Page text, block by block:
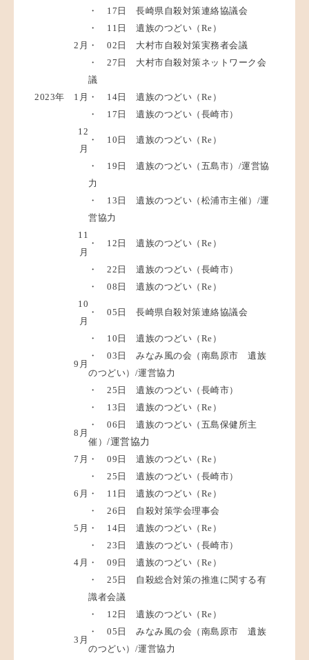
・ 17日 長崎県自殺対策連絡協議会
・ 11日 遺族のつどい（Re）
2月 ・ 02日 大村市自殺対策実務者会議
・ 27日 大村市自殺対策ネットワーク会
議
2023年
1月 ・ 14日 遺族のつどい（Re）
・ 17日 遺族のつどい（長崎市）
12
月
・ 10日 遺族のつどい（Re）
・ 19日 遺族のつどい（五島市）/運営協
力
・ 13日 遺族のつどい（松浦市主催）/運
営協力
11
月
・ 12日 遺族のつどい（Re）
・ 22日 遺族のつどい（長崎市）
・ 08日 遺族のつどい（Re）
10
月
・ 05日 長崎県自殺対策連絡協議会
・ 10日 遺族のつどい（Re）
9月
・ 03日 みなみ風の会（南島原市 遺族
のつどい）/運営協力
・ 25日 遺族のつどい（長崎市）
・ 13日 遺族のつどい（Re）
8月
・ 06日 遺族のつどい（五島保健所主
催） /運営協力
7月 ・ 09日 遺族のつどい（Re）
・ 25日 遺族のつどい（長崎市）
6月 ・ 11日 遺族のつどい（Re）
・ 26日 自殺対策学会理事会
5月 ・ 14日 遺族のつどい（Re）
・ 23日 遺族のつどい（長崎市）
4月 ・ 09日 遺族のつどい（Re）
・ 25日 自殺総合対策の推進に関する有
識者会議
・ 12日 遺族のつどい（Re）
3月
・ 05日 みなみ風の会（南島原市 遺族
のつどい）/運営協力